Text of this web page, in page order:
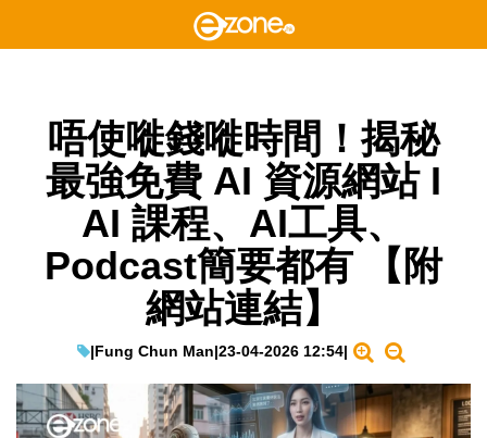
唔使嘥錢嘥時間！揭秘
最強免費 AI 資源網站 I
AI 課程、AI工具、
Podcast簡要都有 【附
網站連結】
|Fung Chun Man|23-04-2026 12:54|